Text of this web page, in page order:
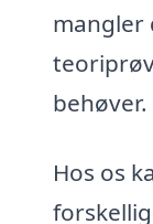
mangler
behøver.
Hos os